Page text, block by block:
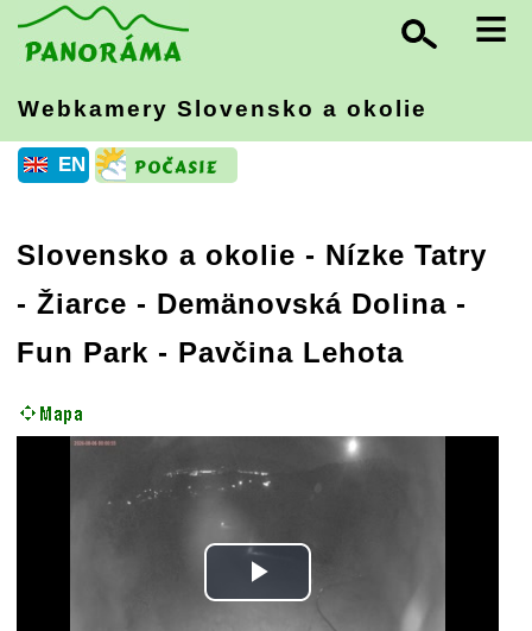
≡
Webkamery Slovensko a okolie
EN
Slovensko a okolie - Nízke Tatry
- Žiarce - Demänovská Dolina -
Fun Park - Pavčina Lehota
Play